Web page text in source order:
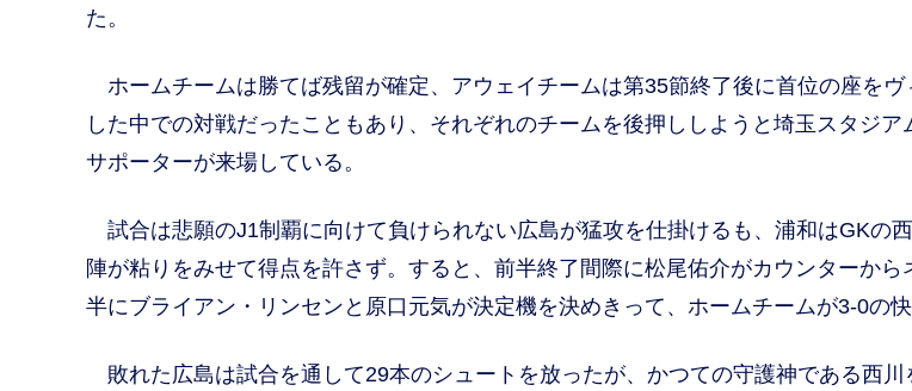
た。
ホームチームは勝てば残留が確定、アウェイチームは第35節終了後に首位の座をヴ
した中での対戦だったこともあり、それぞれのチームを後押ししようと埼玉スタジ
サポーターが来場している。
試合は悲願のJ1制覇に向けて負けられない広島が猛攻を仕掛けるも、浦和はGKの
陣が粘りをみせて得点を許さず。すると、前半終了間際に松尾佑介がカウンターから
半にブライアン・リンセンと原口元気が決定機を決めきって、ホームチームが3-0の快
敗れた広島は試合を通して29本のシュートを放ったが、かつての守護神である西川